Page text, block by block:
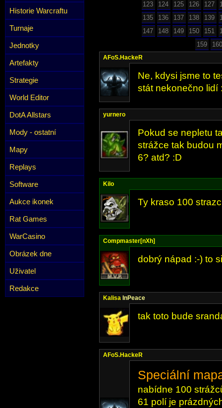
Historie Warcraftu
Turnaje
Jednotky
Artefakty
Strategie
World Editor
DotA Allstars
Mody - ostatní
Mapy
Replays
Software
Aukce ikonek
Rat Games
WarCasino
Obrázek dne
Uživatel
Redakce
123
124 125 126 127
135
136 137 138 139
147
148 149 150 151
159
160
AFoS.HackeR
Ne, kdysi jsme to
stát nekonečno lidí
yurnero
Pokud se nepletu
strážce tak budou
6? atd? :D
Kilo
Ty kraso 100
Compmaster[nXh]
dobrý nápad :-) to
Kalisa InPeace
tak toto bude
AFoS.HackeR
Speciální
nabídne 100
61 polí je